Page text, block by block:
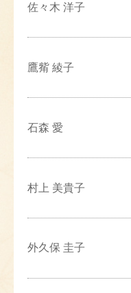
佐々木 洋子
鷹觜 綾子
石森 愛
村上 美貴子
外久保 圭子